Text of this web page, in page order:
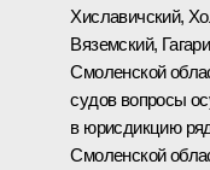
Хиславичский,
Вяземский,
Смоленской
судов вопросы
в юрисдикцию
Смоленской